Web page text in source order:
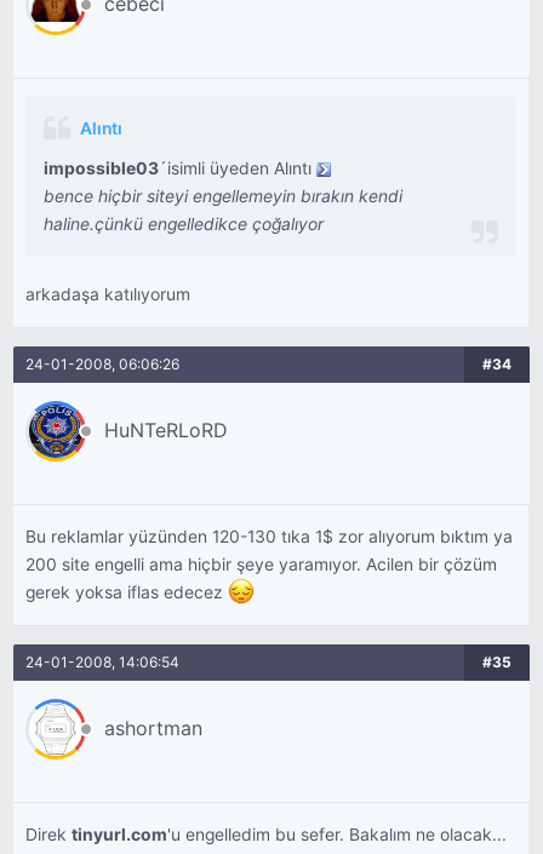
Alıntı
impossible03´isimli üyeden Alıntı
bence hiçbir siteyi engellemeyin bırakın kendi
haline.çünkü engelledikce çoğalıyor
arkadaşa katılıyorum
24-01-2008, 06:06:26 #34
HuNTeRLoRD
Bu reklamlar yüzünden 120-130 tıka 1$ zor alıyorum bıktım ya
200 site engelli ama hiçbir şeye yaramıyor. Acilen bir çözüm
gerek yoksa iflas edecez
24-01-2008, 14:06:54 #35
ashortman
Direktinyurl.com'u engelledim bu sefer. Bakalım ne olacak...